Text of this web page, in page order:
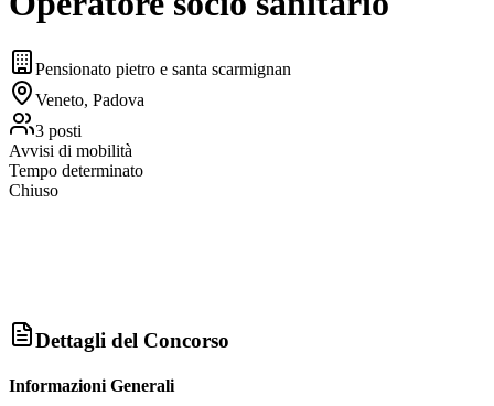
Pensionato pietro e santa scarmignan
Veneto, Padova
3 posti
Avvisi di mobilità
Tempo determinato
Chiuso
Dettagli del Concorso
Informazioni Generali